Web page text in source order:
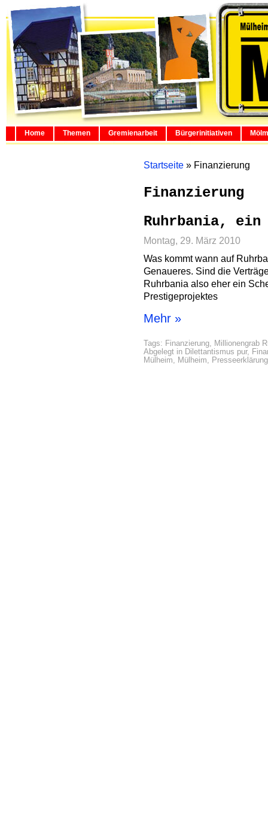
Home Themen Gremienarbeit Bürgerinitiativen
Startseite » Finanzierung
Finanzierung
Ruhrbania, ein
Montag, 29. März 2010
Was kommt wann auf
Genaueres. Sind die
Ruhrbania also eher ein
Prestigeprojektes
Mehr »
Tags: Finanzierung, Millionengrab
Abgelegt in Dilettantismus pur,
Mülheim, Mülheim,